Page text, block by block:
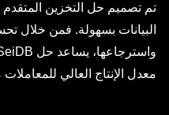
تم تصميم حل التخزين المتقدم
البيانات بسهولة. فمن خلال
معدل الإنتاج العالي